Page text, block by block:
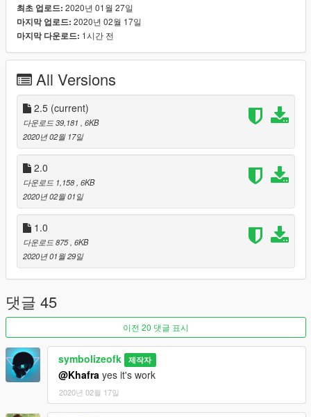
4. Lauch the game and open the ReShade menu by pressing
[HOME] KEY at your keyboard.
ok.
6. Enjoy your game.
PERFORMANCE HIT ABOUT 2- 5 FPS /// Brightness ingame
set to 50% /// Don't use timecyclemods.asi and
timecyclemods.ini from NaturalVision Remastered or the visual
will be not same.
--------------------------------------------------------------------------------
------------------------
Recommended Mods :
- https://www.gta5-mods.com/maps/beta-vegetation-props-add-
on
- https://www.gta5-mods.com/misc/real-posters-graffiti-and-
- https://www.gta5-mods.com/maps/real-freeway-signs
--------------------------------------------------------------------------------
--------------------
Optional Step : Using with NaturalVision Remastered ENB (It
came together with NVR)
To make my Reshade and NVR's ENB work together
Open enblocal.ini and change it same as below
최초 업로드: 2020년 01월 27일
마지막 업로드: 2020년 02월 17일
마지막 다운로드: 1시간 전
All Versions
2.5 (current)
다운로드 39,181
, 6KB
2020년 02월 17일
2.0
다운로드 1,158 , 6KB
2020년 02월 01일
1.0
다운로드 875 , 6KB
2020년 01월 29일
댓글 45
이전 20 댓글 표시
symbolizeofk 제작자
@Khafra yes it's work
2020년 02월 17일